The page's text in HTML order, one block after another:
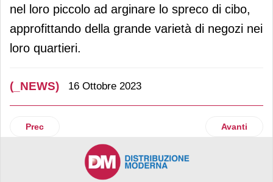
nel loro piccolo ad arginare lo spreco di cibo,
approfittando della grande varietà di negozi nei
loro quartieri.
(_NEWS) 16 Ottobre 2023
Articolo precedente: Il primo negozio Esselunga in
Prec Articolo
Avanti